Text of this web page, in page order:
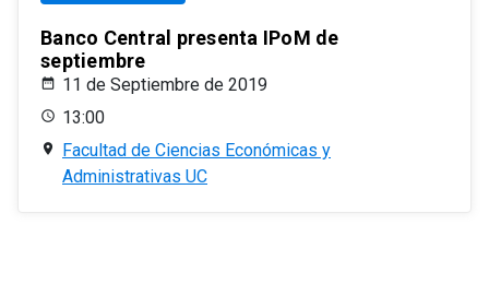
Banco Central presenta IPoM de
septiembre
11 de Septiembre de 2019
13:00
Facultad de Ciencias Económicas y
Administrativas UC